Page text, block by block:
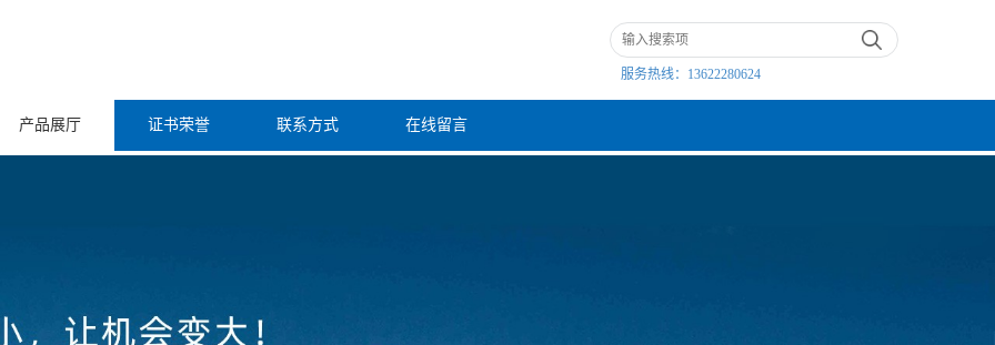
服务热线： 13622280624
产品展厅 证书荣誉 联系方式 在线留言